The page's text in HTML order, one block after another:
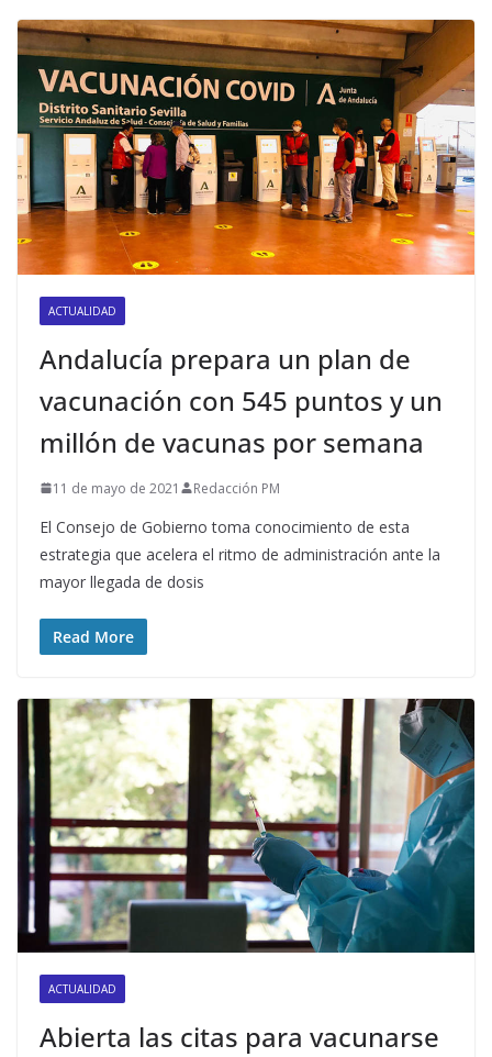
ACTUALIDAD
Andalucía prepara un plan de
vacunación con 545 puntos y un
millón de vacunas por semana
11 de mayo de 2021 Redacción PM
El Consejo de Gobierno toma conocimiento de esta
estrategia que acelera el ritmo de administración ante la
mayor llegada de dosis
Read More
ACTUALIDAD
Abierta las citas para vacunarse